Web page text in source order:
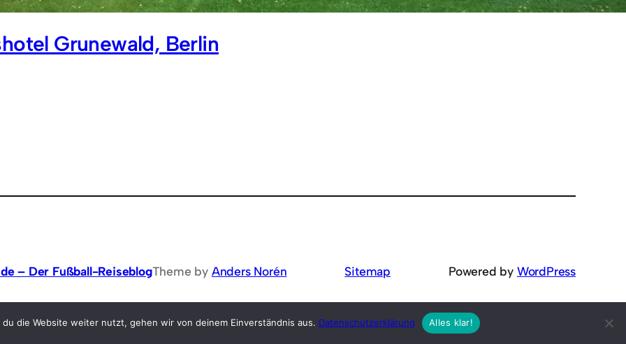
Grunewald, Berlin
– Der Fußball-ReiseblogTheme by Anders Norén Sitemap Powered by WordPress
die Website weiter nutzt, gehen wir von deinem Einverständnis aus. Datenschutzerklärung Alles klar!